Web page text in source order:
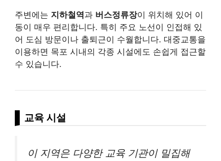
주변에는 지하철역과 버스정류장이 위치해 있어 이
동이 매우 편리합니다. 특히 주요 노선이 인접해 있
어 도심 방문이나 출퇴근이 수월합니다. 대중교통을
이용하면 목포 시내의 각종 시설에도 손쉽게 접근할
수 있습니다.
교육 시설
이 지역은 다양한 교육 기관이 밀집해